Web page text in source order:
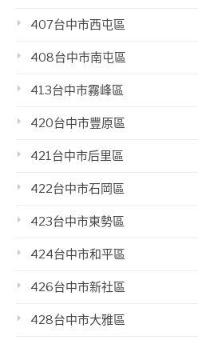
407台中市西屯區
408台中市南屯區
413台中市霧峰區
420台中市豐原區
421台中市后里區
422台中市石岡區
423台中市東勢區
424台中市和平區
426台中市新社區
428台中市大雅區